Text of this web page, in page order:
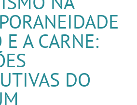
E A CARNE:
DO